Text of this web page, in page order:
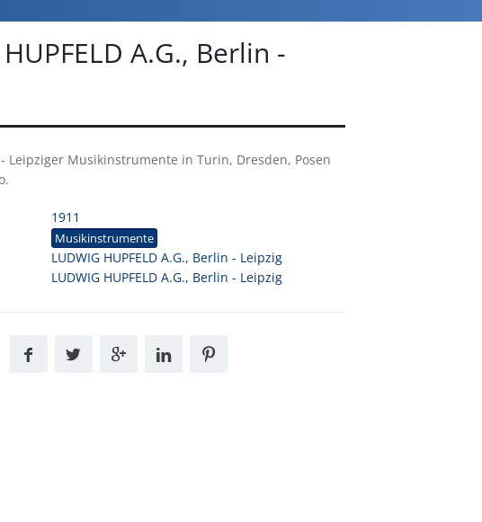
A.G., Berlin -
- Leipziger Musikinstrumente in Turin, Dresden, Posen
1911
Musikinstrumente
LUDWIG HUPFELD A.G., Berlin - Leipzig
LUDWIG HUPFELD A.G., Berlin - Leipzig